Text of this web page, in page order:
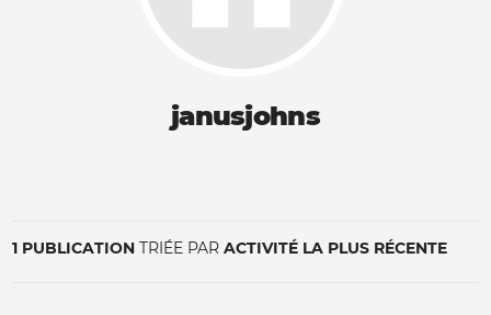
janusjohns
1 PUBLICATION TRIÉE PAR ACTIVITÉ LA PLUS RÉCENTE